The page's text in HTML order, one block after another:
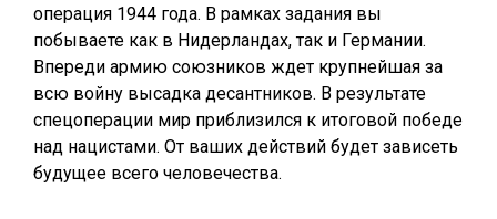
операция 1944 года. В рамках задания вы
побываете как в Нидерландах, так и Германии.
Впереди армию союзников ждет крупнейшая за
всю войну высадка десантников. В результате
спецоперации мир приблизился к итоговой победе
над нацистами. От ваших действий будет зависеть
будущее всего человечества.